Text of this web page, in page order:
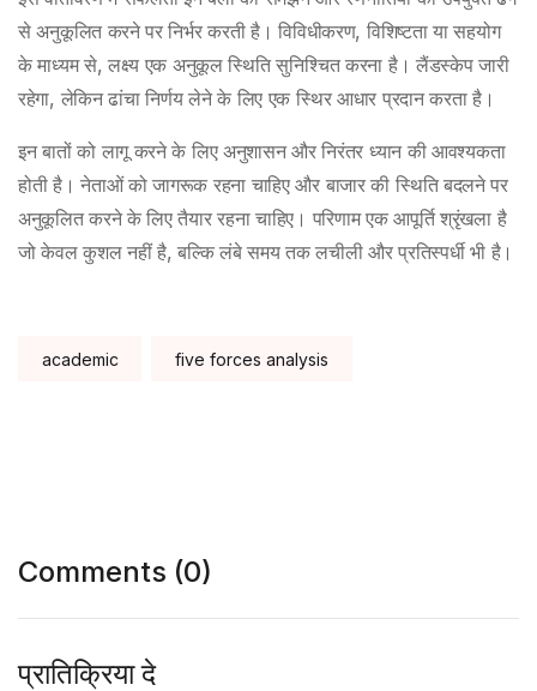
से अनुकूलित करने पर निर्भर करती है। विविधीकरण, विशिष्टता या सहयोग
के माध्यम से, लक्ष्य एक अनुकूल स्थिति सुनिश्चित करना है। लैंडस्केप जारी
रहेगा, लेकिन ढांचा निर्णय लेने के लिए एक स्थिर आधार प्रदान करता है।
इन बातों को लागू करने के लिए अनुशासन और निरंतर ध्यान की आवश्यकता
होती है। नेताओं को जागरूक रहना चाहिए और बाजार की स्थिति बदलने पर
अनुकूलित करने के लिए तैयार रहना चाहिए। परिणाम एक आपूर्ति श्रृंखला है
जो केवल कुशल नहीं है, बल्कि लंबे समय तक लचीली और प्रतिस्पर्धी भी है।
academic five forces analysis
Comments (0)
प्रातिक्रिया दे